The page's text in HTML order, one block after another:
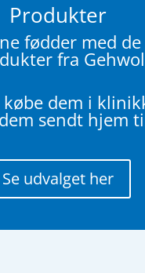
Produkter
fødder med
fra Gehwol
dem i
sendt hjem
Se udvalget her